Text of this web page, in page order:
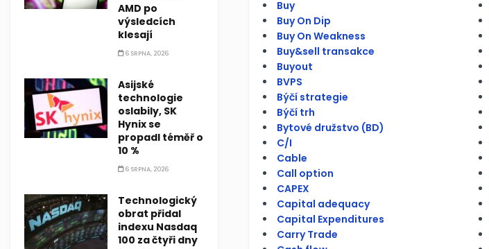
AMD po
výsledcích
klesají
6 SRPNA, 2026
Asijské
technologie
oslabily, SK
Hynix se
propadl téměř o
10 %
6 SRPNA, 2026
Technologický
obrat přidal
indexu Nasdaq
100 za čtyři dny
Buy
Buy On Dip
Buy On Weakness
Buy&sell transakce
Buyout
BVPS
Býčí strategie
Býčí trh
Bytové družstvo (BD)
C/I
Cable
Call option
CAPEX
Capital adequacy
Capital Expenditures
Carry Trade